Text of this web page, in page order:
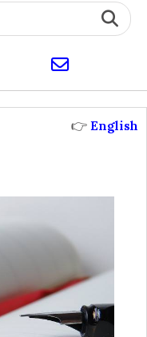
email
👉 English